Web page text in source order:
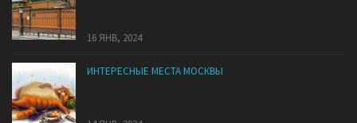
16 ЯНВ, 2024
ИНТЕРЕСНЫЕ МЕСТА МОСКВЫ